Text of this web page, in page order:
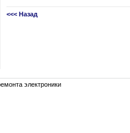
<<< Назад
электроники